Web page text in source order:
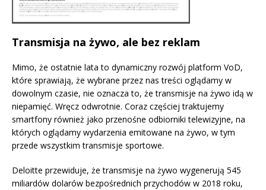
Transmisja na żywo, ale bez reklam
Mimo, że ostatnie lata to dynamiczny rozwój platform VoD,
które sprawiają, że wybrane przez nas treści oglądamy w
dowolnym czasie, nie oznacza to, że transmisje na żywo idą w
niepamięć. Wręcz odwrotnie. Coraz częściej traktujemy
smartfony również jako przenośne odbiorniki telewizyjne, na
których oglądamy wydarzenia emitowane na żywo, w tym
przede wszystkim transmisje sportowe.
Deloitte przewiduje, że transmisje na żywo wygenerują 545
miliardów dolarów bezpośrednich przychodów w 2018 roku,